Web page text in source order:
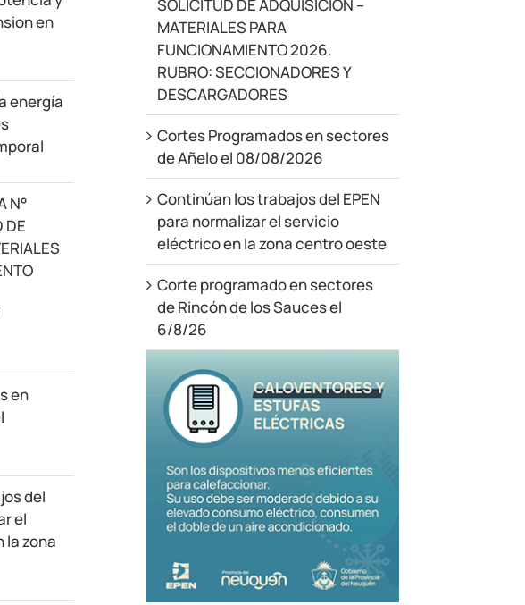
en
energía
N°
DE
en
del
el
la zona
SOLICITUD DE ADQUISICIÓN –
MATERIALES PARA
FUNCIONAMIENTO 2026.
RUBRO: SECCIONADORES Y
DESCARGADORES
Cortes Programados en sectores
de Añelo el 08/08/2026
Continúan los trabajos del EPEN
para normalizar el servicio
eléctrico en la zona centro oeste
Corte programado en sectores
de Rincón de los Sauces el
6/8/26